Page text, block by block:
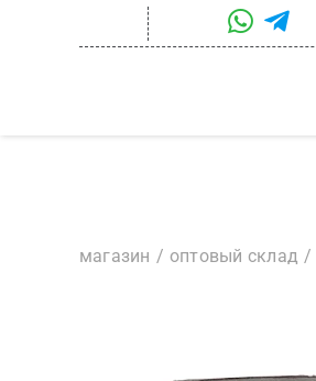
магазин оптовый склад